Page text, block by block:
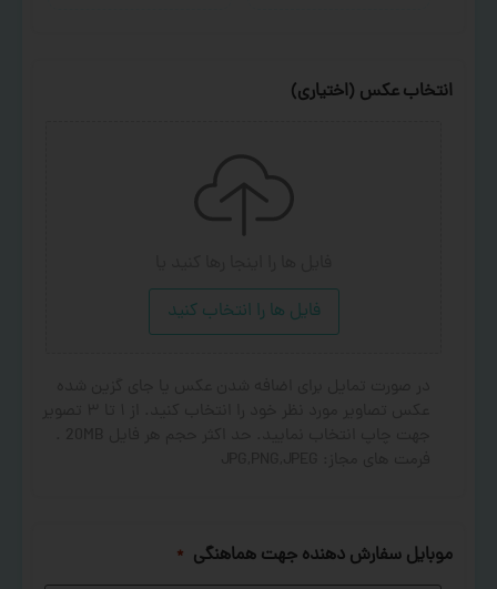
انتخاب عکس (اختیاری)
فایل ها را انتخاب کنید
موبایل سفارش دهنده جهت هماهنگی *